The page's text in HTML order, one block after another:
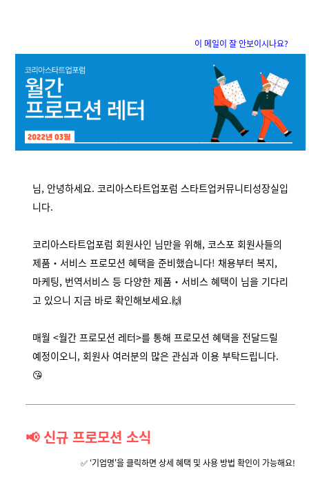
이 메일이 잘 안보이시나요?
님, 안녕하세요. 코리아스타트업포럼 스타트업커뮤니티성장실입
니다.
코리아스타트업포럼 회원사인 님만을 위해, 코스포 회원사들의
제품・서비스 프로모션 혜택을 준비했습니다! 채용부터 복지,
마케팅, 번역서비스 등 다양한 제품・서비스 혜택이 님을 기다리
고 있으니 지금 바로 확인해보세요.🙌
매월 <월간 프로모션 레터>를 통해 프로모션 혜택을 전달드릴
예정이오니, 회원사 여러분의 많은 관심과 이용 부탁드립니다.
😘
📢 신규 프로모션 소식
✅ ‘기업명'을 클릭하면 상세 혜택 및 사용 방법 확인이 가능해요!